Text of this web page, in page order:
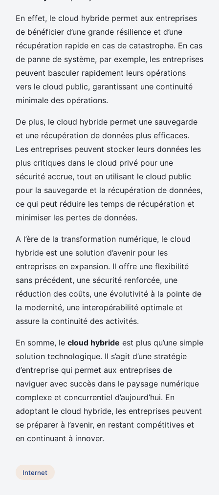
En effet, le cloud hybride permet aux entreprises
de bénéficier d’une grande résilience et d’une
récupération rapide en cas de catastrophe. En cas
de panne de système, par exemple, les entreprises
peuvent basculer rapidement leurs opérations
vers le cloud public, garantissant une continuité
minimale des opérations.
De plus, le cloud hybride permet une sauvegarde
et une récupération de données plus efficaces.
Les entreprises peuvent stocker leurs données les
plus critiques dans le cloud privé pour une
sécurité accrue, tout en utilisant le cloud public
pour la sauvegarde et la récupération de données,
ce qui peut réduire les temps de récupération et
minimiser les pertes de données.
A l’ère de la transformation numérique, le cloud
hybride est une solution d’avenir pour les
entreprises en expansion. Il offre une flexibilité
sans précédent, une sécurité renforcée, une
réduction des coûts, une évolutivité à la pointe de
la modernité, une interopérabilité optimale et
assure la continuité des activités.
En somme, le cloud hybride est plus qu’une simple
solution technologique. Il s’agit d’une stratégie
d’entreprise qui permet aux entreprises de
naviguer avec succès dans le paysage numérique
complexe et concurrentiel d’aujourd’hui. En
adoptant le cloud hybride, les entreprises peuvent
se préparer à l’avenir, en restant compétitives et
en continuant à innover.
Internet